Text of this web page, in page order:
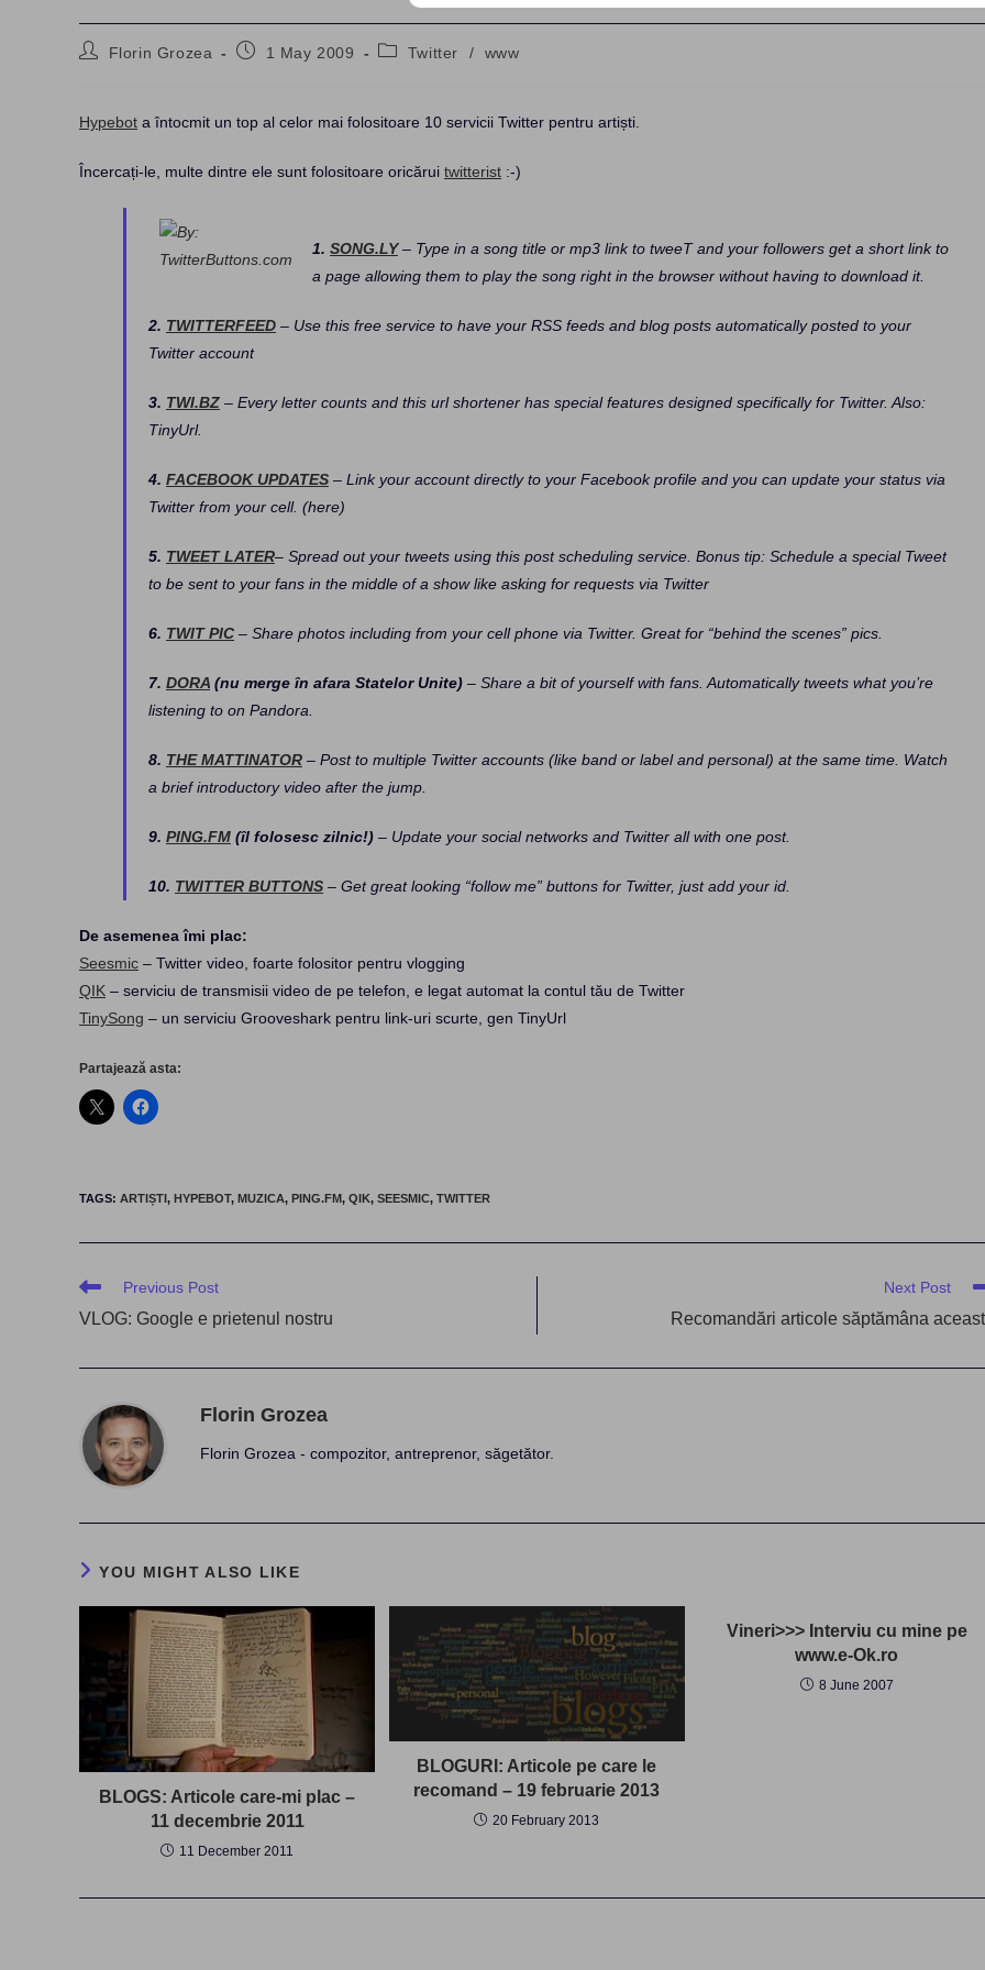
PostFlorin Grozea
Post1 May 2009
PostTwitter / www
Hypebot a întocmit un top al celor mai folositoare 10 servicii Twitter pentru artiști.
Încercați-le, multe dintre ele sunt folositoare oricărui twitterist :-)
1. SONG.LY– Type in a song title or mp3 link to tweeT and your followers get a short link to
a page allowing them to play the song right in the browser without having to download it.
2. TWITTERFEED – Use this free service to have your RSS feeds and blog posts automatically posted to your
Twitter account
3. TWI.BZ – Every letter counts and this url shortener has special features designed specifically for Twitter. Also:
TinyUrl.
4. FACEBOOK UPDATES – Link your account directly to your Facebook profile and you can update your status via
Twitter from your cell. (here)
5. TWEET LATER– Spread out your tweets using this post scheduling service. Bonus tip: Schedule a special Tweet
to be sent to your fans in the middle of a show like asking for requests via Twitter
6. TWIT PIC – Share photos including from your cell phone via Twitter. Great for “behind the scenes” pics.
7. DORA (nu merge în afara Statelor Unite) – Share a bit of yourself with fans. Automatically tweets what you’re
listening to on Pandora.
8. THE MATTINATOR – Post to multiple Twitter accounts (like band or label and personal) at the same time. Watch
a brief introductory video after the jump.
9. PING.FM (îl folosesc zilnic!) – Update your social networks and Twitter all with one post.
10. TWITTER BUTTONS – Get great looking “follow me” buttons for Twitter, just add your id.
De asemenea îmi plac:
Seesmic – Twitter video, foarte folositor pentru vlogging
QIK – serviciu de transmisii video de pe telefon, e legat automat la contul tău de Twitter
TinySong – un serviciu Grooveshark pentru link-uri scurte, gen TinyUrl
Partajează asta:
TAGS: ARTIȘTI, HYPEBOT, MUZICA, PING.FM, QIK, SEESMIC, TWITTER
Read
articles
Previous Post
VLOG: Google e prietenul nostru
Next Post
Recomandări articole săptămâna
Florin Grozea
Florin Grozea - compozitor, antreprenor, săgetător.
YOU MIGHT ALSO LIKE
BLOGS: Articole care-mi plac –
11 decembrie 2011
11 December 2011
BLOGURI: Articole pe care le
recomand – 19 februarie 2013
20 February 2013
Vineri>>> Interviu cu mine pe
www.e-Ok.ro
8 June 2007